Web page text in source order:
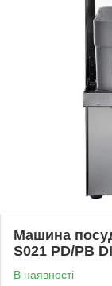
Машина
S021 PD/РВ
В наявності